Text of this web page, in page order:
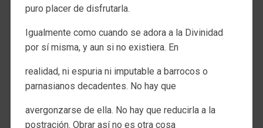
puro placer de disfrutarla.
Igualmente como cuando se adora a la Divinidad
por sí misma, y aun si no existiera. En
realidad, ni espuria ni imputable a barrocos o
parnasianos decadentes. No hay que
avergonzarse de ella. No hay que reducirla a la
postración. Obrar así no es otra cosa